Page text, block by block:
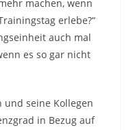
machen, wenn
erlebe?“
auch mal
es so gar nicht
seine Kollegen
in Bezug auf